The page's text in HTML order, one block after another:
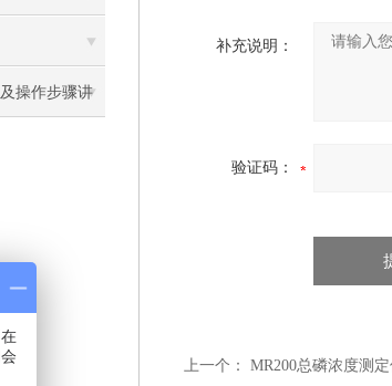
操作步骤讲
补充说明：
验证码：
上一个： MR200总磷浓度测定